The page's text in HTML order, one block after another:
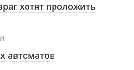
хотят проложить
автоматов